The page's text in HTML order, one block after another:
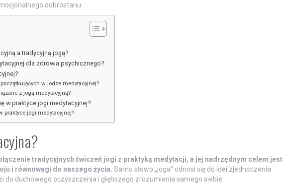
dobrostanu.
a tradycyjną jogą?
dla zdrowia psychicznego?
w jodze medytacyjnej?
z jogą medytacyjną?
w praktyce jogi medytacyjnej?
praktyce jogi medytacyjnej?
tradycyjnych ćwiczeń jogi z praktyką medytacji, a jej nadrzędnym celem jest
i równowagi do naszego życia. Samo słowo „joga” odnosi się do idei zjednoczenia
do duchowego oczyszczenia i głębszego zrozumienia samego siebie.